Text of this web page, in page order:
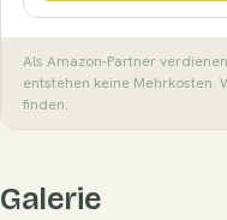
Als Amazon-Partner
entstehen keine Mehrkosten.
finden.
Galerie